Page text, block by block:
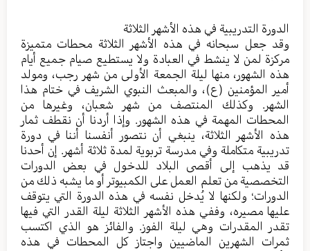
الدورة التدريبية في هذه الأشهر الثلاثة
وقد جعل سبحانه في هذه الأشهر الثلاثة محطات متميزة
مركزة لمن لا ينشط في العبادة ولا يستطيع صيام جميع أيام
هذه الشهور، منها ليلة الجمعة الأولى من شهر رجب، ومولد
أمير المؤمنين (ع)، والمبعث النبوي الشريف في ختام هذا
الشهر. وكذلك المنتصف من شهر شعبان، وغيرها من
المحطات المهمة في هذه الشهور. وإذا أردنا أن نقطف ثمار
هذه الأشهر الثلاثة، ينبغي أن نتصور أنفسنا أننا في دورة
تدريبية متكاملة وفي مدرسة تربوية لمدة ثلاثة أشهر. إن أحدنا
قد يذهب إلى أقصى البلاد للدخول في بعض الدورات
التخصصية من تعلم العمل على الكمبيوتر أو ما يشبه ذلك من
الدورات؛ ولكنها لا يُدخل نفسه في هذه الدورة التي يتوقف
عليها مصيره، وففي هذه الأشهر الثلاثة ليلة القدر التي فيها
تقدر المقدرات وهي ليلة الفوز. والفائز هو الذي اكتسب
ثمرات الشهرين الماضيين واجتاز كل المحطات في هذه